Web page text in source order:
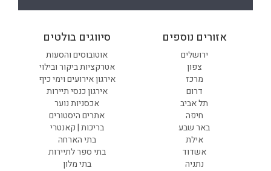
סיווגים בולטים
אוטובוסים והסעות
אטרקציות ביקור ובילוי
אירגון אירועים וימי כיף
אירגון כנסי תיירות
אכסניות נוער
אתרים היסטורים
בריכות | קאנטרי
בתי הארחה
בתי ספר לתיירות
בתי מלון
אזורים נוספים
ירושלים
צפון
מרכז
דרום
תל אביב
חיפה
באר שבע
אילת
אשדוד
נתניה